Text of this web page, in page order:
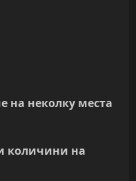
на неколку места
количини на